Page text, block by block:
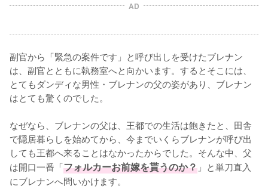
AD
副官から「緊急の案件です」と呼び出しを受けたブレナン
は、副官とともに執務室へと向かいます。するとそこには、
とてもダンディな男性・ブレナンの父の姿があり、ブレナン
はとても驚くのでした。
なぜなら、ブレナンの父は、王都での生活は飽きたと、田舎
で隠居暮らしを始めてから、今までいくらブレナンが呼び出
しても王都へ来ることはなかったからでした。そんな中、父
は開口一番「フォルカーお前嫁を貰うのか？ 」と単刀直入
にブレナンへ問いかけます。